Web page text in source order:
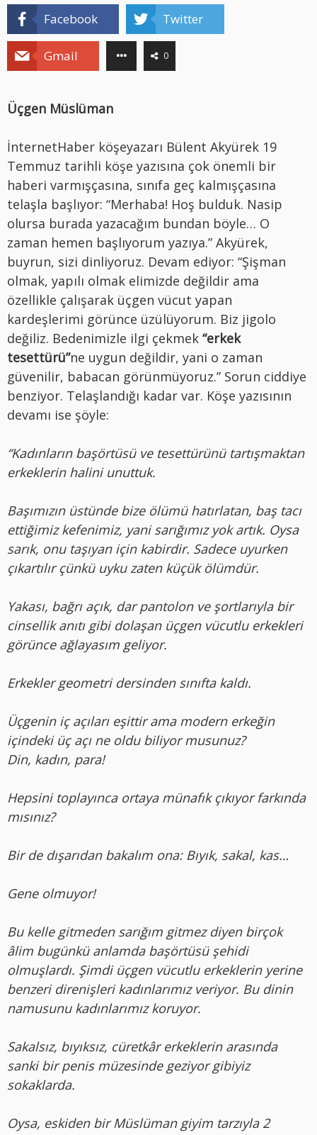
Facebook Twitter
Gmail 0
Üçgen Müslüman
İnternetHaber köşeyazarı Bülent Akyürek 19
Temmuz tarihli köşe yazısına çok önemli bir
haberi varmışçasına, sınıfa geç kalmışçasına
telaşla başlıyor: “Merhaba! Hoş bulduk. Nasip
olursa burada yazacağım bundan böyle… O
zaman hemen başlıyorum yazıya.” Akyürek,
buyrun, sizi dinliyoruz. Devam ediyor: “Şişman
olmak, yapılı olmak elimizde değildir ama
özellikle çalışarak üçgen vücut yapan
kardeşlerimi görünce üzülüyorum. Biz jigolo
değiliz. Bedenimizle ilgi çekmek “erkek
tesettürü”ne uygun değildir, yani o zaman
güvenilir, babacan görünmüyoruz.” Sorun ciddiye
benziyor. Telaşlandığı kadar var. Köşe yazısının
devamı ise şöyle:
“Kadınların başörtüsü ve tesettürünü tartışmaktan
erkeklerin halini unuttuk.
Başımızın üstünde bize ölümü hatırlatan, baş tacı
ettiğimiz kefenimiz, yani sarığımız yok artık. Oysa
sarık, onu taşıyan için kabirdir. Sadece uyurken
çıkartılır çünkü uyku zaten küçük ölümdür.
Yakası, bağrı açık, dar pantolon ve şortlarıyla bir
cinsellik anıtı gibi dolaşan üçgen vücutlu erkekleri
görünce ağlayasım geliyor.
Erkekler geometri dersinden sınıfta kaldı.
Üçgenin iç açıları eşittir ama modern erkeğin
içindeki üç açı ne oldu biliyor musunuz?
Din, kadın, para!
Hepsini toplayınca ortaya münafık çıkıyor farkında
mısınız?
Bir de dışarıdan bakalım ona: Bıyık, sakal, kas…
Gene olmuyor!
Bu kelle gitmeden sarığım gitmez diyen birçok
âlim bugünkü anlamda başörtüsü şehidi
olmuşlardı. Şimdi üçgen vücutlu erkeklerin yerine
benzeri direnişleri kadınlarımız veriyor. Bu dinin
namusunu kadınlarımız koruyor.
Sakalsız, bıyıksız, cüretkâr erkeklerin arasında
sanki bir penis müzesinde geziyor gibiyiz
sokaklarda.
Oysa, eskiden bir Müslüman giyim tarzıyla 2